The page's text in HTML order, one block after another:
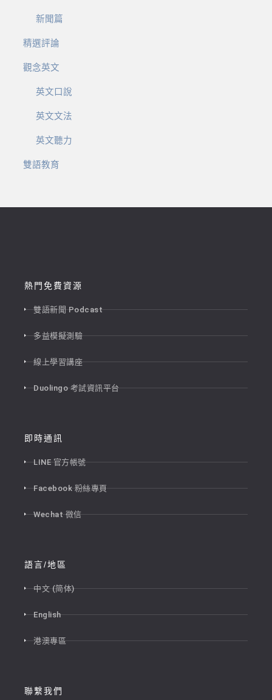
新聞篇
精選評論
觀念英文
英文口說
英文文法
英文聽力
雙語教育
熱門免費資源
雙語新聞 Podcast
多益模擬測驗
線上學習講座
Duolingo 考試資訊平台
即時通訊
LINE 官方帳號
Facebook 粉絲專頁
Wechat 微信
語言/地區
中文 (简体)
English
港澳專區
聯繫我們